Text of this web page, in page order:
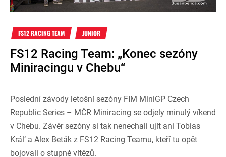
FS12 RACING TEAM JUNIOR
FS12 Racing Team: „Konec sezóny
Miniracingu v Chebu“
Poslední závody letošní sezóny FIM MiniGP Czech
Republic Series – MČR Miniracing se odjely minulý víkend
v Chebu. Závěr sezóny si tak nenechali ujít ani Tobias
Král’ a Alex Beták z FS12 Racing Teamu, kteří tu opět
bojovali o stupně vítězů.